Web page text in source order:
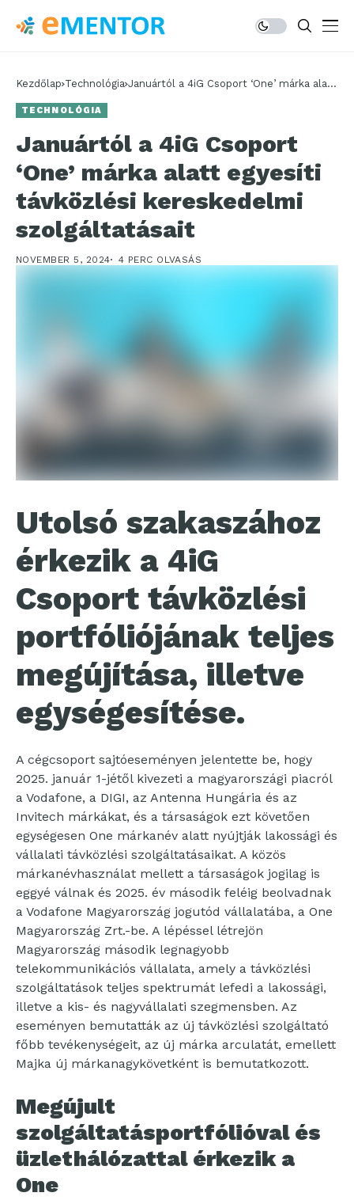
Kezdőlap Technológia Januártól a 4iG Csoport ‘One’ márka alatt
TECHNOLÓGIA
Januártól a 4iG Csoport
‘One’ márka alatt egyesíti
távközlési kereskedelmi
szolgáltatásait
NOVEMBER 5, 2024 4 PERC OLVASÁS
Utolsó szakaszához
érkezik a 4iG
Csoport távközlési
portfóliójának teljes
megújítása, illetve
egységesítése.
A cégcsoport sajtóeseményen jelentette be, hogy
2025. január 1-jétől kivezeti a magyarországi piacról
a Vodafone, a DIGI, az Antenna Hungária és az
Invitech márkákat, és a társaságok ezt követően
egységesen One márkanév alatt nyújtják lakossági és
vállalati távközlési szolgáltatásaikat. A közös
márkanévhasználat mellett a társaságok jogilag is
eggyé válnak és 2025. év második feléig beolvadnak
a Vodafone Magyarország jogutód vállalatába, a One
Magyarország Zrt.-be. A lépéssel létrejön
Magyarország második legnagyobb
telekommunikációs vállalata, amely a távközlési
szolgáltatások teljes spektrumát lefedi a lakossági,
illetve a kis- és nagyvállalati szegmensben. Az
eseményen bemutatták az új távközlési szolgáltató
főbb tevékenységeit, az új márka arculatát, emellett
Majka új márkanagykövetként is bemutatkozott.
Megújult
szolgáltatásportfólióval és
üzlethálózattal érkezik a
One